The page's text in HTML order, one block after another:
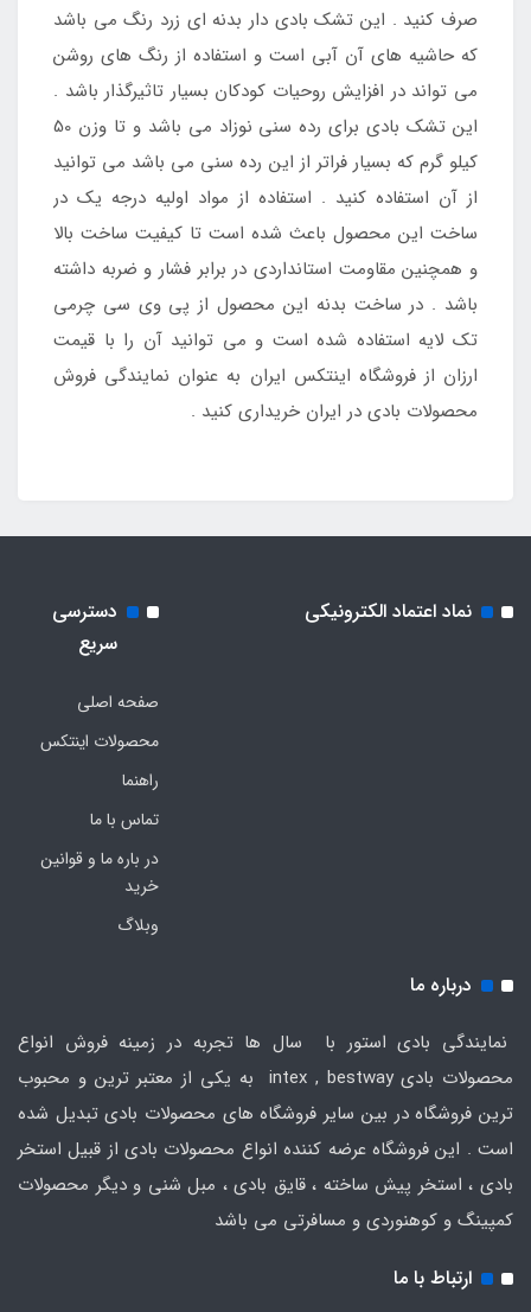
صرف کنید . این تشک بادی دار بدنه ای زرد رنگ می باشد
که حاشیه های آن آبی است و استفاده از رنگ های روشن
می تواند در افزایش روحیات کودکان بسیار تاثیرگذار باشد .
این تشک بادی برای رده سنی نوزاد می باشد و تا وزن 50
کیلو گرم که بسیار فراتر از این رده سنی می باشد می توانید
از آن استفاده کنید . استفاده از مواد اولیه درجه یک در
ساخت این محصول باعث شده است تا کیفیت ساخت بالا
و همچنین مقاومت استانداردی در برابر فشار و ضربه داشته
باشد . در ساخت بدنه این محصول از پی وی سی چرمی
تک لایه استفاده شده است و می توانید آن را با قیمت
ارزان از فروشگاه اینتکس ایران به عنوان نمایندگی فروش
محصولات بادی در ایران خریداری کنید .
نماد اعتماد الکترونیکی
دسترسی
سریع
صفحه اصلی
محصولات اینتکس
راهنما
تماس با ما
در باره ما و قوانین
خرید
وبلاگ
درباره ما
نمایندگی بادی استور با سال ها تجربه در زمینه فروش انواع
محصولات بادی intex , bestway به یکی از معتبر ترین و محبوب
ترین فروشگاه در بین سایر فروشگاه های محصولات بادی تبدیل شده
است . این فروشگاه عرضه کننده انواع محصولات بادی از قبیل استخر
بادی ، استخر پیش ساخته ، قایق بادی ، مبل شنی و دیگر محصولات
کمپینگ و کوهنوردی و مسافرتی می باشد
ارتباط با ما